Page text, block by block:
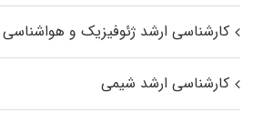
کارشناسی ارشد ژئوفیزیک و هواشناسی
کارشناسی ارشد شیمی